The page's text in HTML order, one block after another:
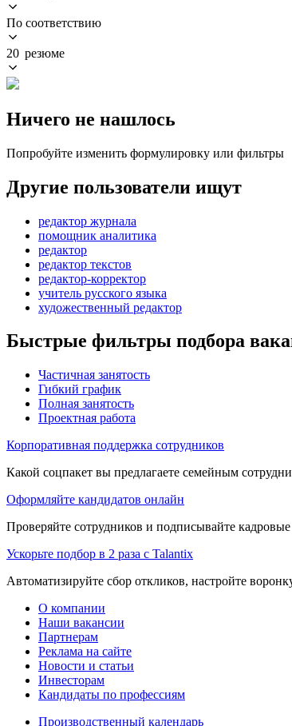
По соответствию
20 резюме
Ничего не нашлось
Попробуйте изменить формулировку или фильтры
Другие пользователи ищут
редактор журнала
помощник аналитика
редактор
редактор текстов
редактор-корректор
учитель русского языка
художественный редактор
Быстрые фильтры подбора
Частичная занятость
Гибкий график
Полная занятость
Проектная работа
Корпоративная поддержка сотрудников
Какой соцпакет вы предлагаете семейным
Оформляйте кандидатов онлайн
Проверяйте сотрудников и подписывайте
Ускорьте подбор в 2 раза с Talantix
Автоматизируйте сбор откликов, настройте
О компании
Наши вакансии
Партнерам
Реклама на сайте
Новости и статьи
Инвесторам
Кандидаты по профессиям
Производственный календарь